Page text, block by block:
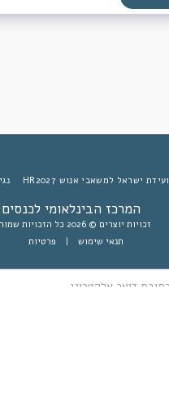
המרכז הבינלאומי לכנסים
זכויות יוצרים © 2026 כל הזכויות שמורות
תנאי שימוש | פרטיות
ועידת ישראל למשאבי אנוש HR2027